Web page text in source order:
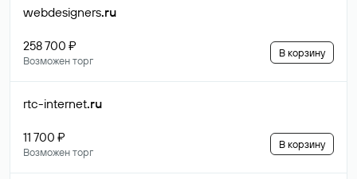
webdesigners.ru
258 700 ₽
Возможен торг
В корзину
rtc-internet.ru
11 700 ₽
Возможен торг
В корзину